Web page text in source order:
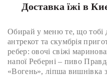
Доставка їжі в
Обирай у меню те, що тобі
антрекот та скумбрія
ребер: овочі свіжі
напої Реберні – пиво
«Вогень», ліпша вишнівка